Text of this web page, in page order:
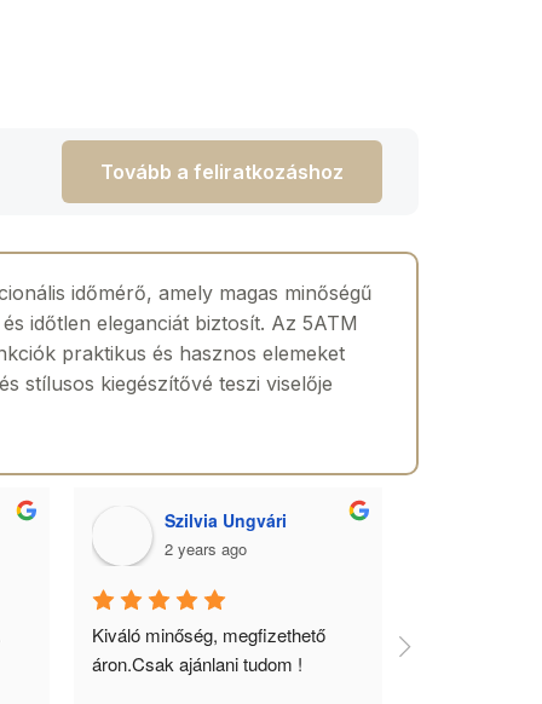
Tovább a feliratkozáshoz
időmérő, amely magas minőségű
időtlen eleganciát biztosít. Az 5ATM
praktikus és hasznos elemeket
stílusos kiegészítővé teszi viselője
Szilvia Ungvári
2 years ago
Kiváló minőség, megfizethető
áron.Csak ajánlani tudom !